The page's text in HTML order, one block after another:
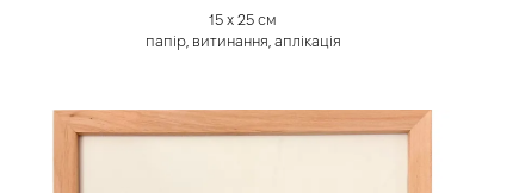
15 х 25 см
папір, витинання, аплікація